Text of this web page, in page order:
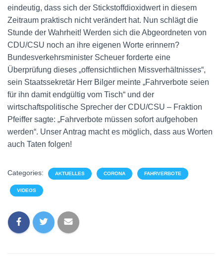
eindeutig, dass sich der Stickstoffdioxidwert in diesem
Zeitraum praktisch nicht verändert hat. Nun schlägt die
Stunde der Wahrheit! Werden sich die Abgeordneten von
CDU/CSU noch an ihre eigenen Worte erinnern?
Bundesverkehrsminister Scheuer forderte eine
Überprüfung dieses „offensichtlichen Missverhältnisses“,
sein Staatssekretär Herr Bilger meinte „Fahrverbote seien
für ihn damit endgültig vom Tisch“ und der
wirtschaftspolitische Sprecher der CDU/CSU – Fraktion
Pfeiffer sagte: „Fahrverbote müssen sofort aufgehoben
werden“. Unser Antrag macht es möglich, dass aus Worten
auch Taten folgen!
Categories: AKTUELLES CORONA FAHRVERBOTE
VIDEOS